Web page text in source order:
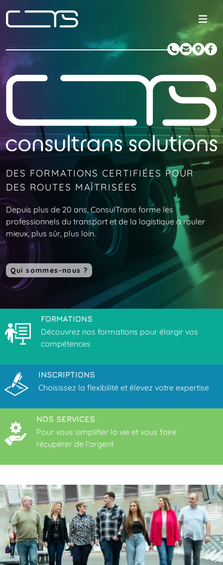
DES FORMATIONS CERTIFIÉES POUR
DES ROUTES MAÎTRISÉES
Depuis plus de 20 ans, ConsulTrans forme les
professionnels du transport et de la logistique à rouler
mieux, plus sûr, plus loin.
Qui sommes-nous ?
FORMATIONS
Découvrez nos formations pour élargir vos
compétences
INSCRIPTIONS
Choisissez la flexibilité et élevez votre expertise
NOS SERVICES
Pour vous simplifier la vie et vous faire
récupérer de l’argent